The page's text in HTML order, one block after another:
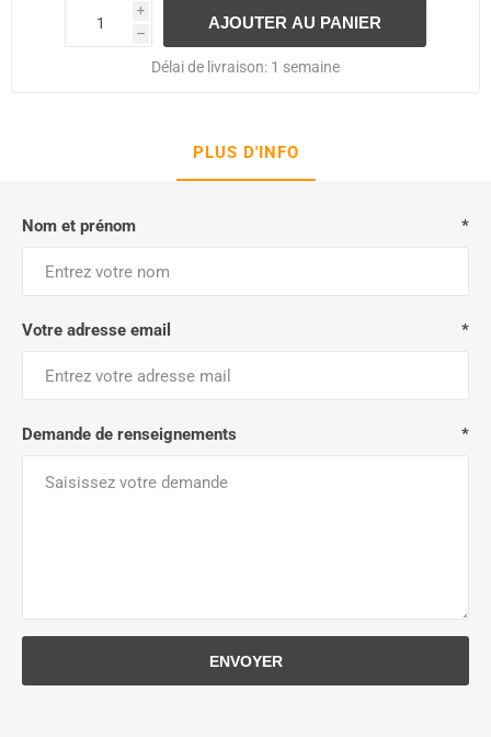
i
h
Délai de livraison: 1 semaine
PLUS D'INFO
Nom et prénom *
Votre adresse email *
Demande de renseignements *